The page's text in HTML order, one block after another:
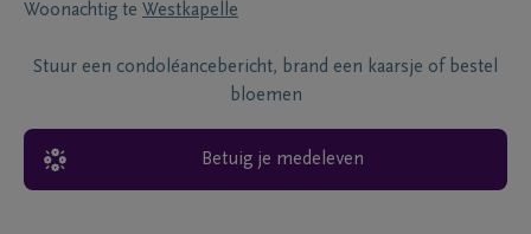
Woonachtig te Westkapelle
Stuur een condoléancebericht, brand een kaarsje of bestel
bloemen
Betuig je medeleven